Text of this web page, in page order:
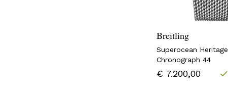
Breitling
Superocean Heritage
Chronograph 44
€ 7.200,00